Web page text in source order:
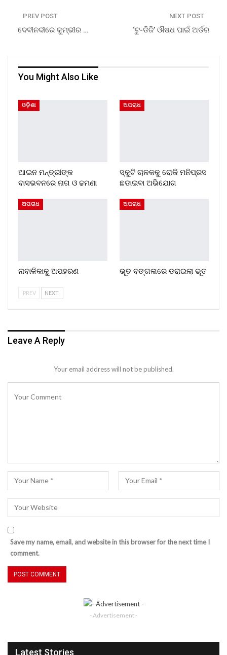
PREV POST
ଦେବୀନଦୀରେ କୁମ୍ଭୀର …
NEXT POST
‘ଟୁ-ଡିଜି’ ଔଷଧ ପାଇଁ ଅର୍ଡର
You Might Also Like
ଓଡ଼ିଶା
ଆଇନ ମନ୍ତ୍ରୀଙ୍କ
ବାସଭବନରେ ନାଗ ଓ ଢମଣା
ଅପରାଧ
ସ୍କୁଟି ଚାଳକକୁ ରୋକି ମନିପ୍ରସ
ଛଡାଇବା ଅଭିଯୋଗ
ଅପରାଧ
ନାବାଳିକାକୁ ଅପହରଣ
ଅପରାଧ
ଭୂତ ବଙ୍ଗଳାରେ ଡରାଇଲା ଭୂତ
PREV NEXT
Leave A Reply
Your email address will not be published.
Save my name, email, and website in this browser for the next time I
comment.
- Advertisement -
Latest Stories